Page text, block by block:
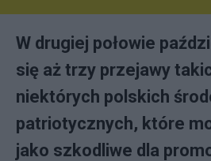
W drugiej połowie
się aż trzy przejawy
niektórych polskich
patriotycznych, które
jako szkodliwe dla